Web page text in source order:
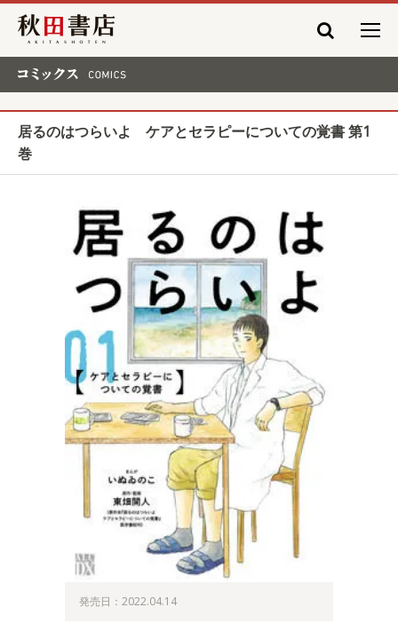
秋田書店
居るのはつらいよ ケアとセラピーについての覚書 第1
巻
発売日：2022.04.14